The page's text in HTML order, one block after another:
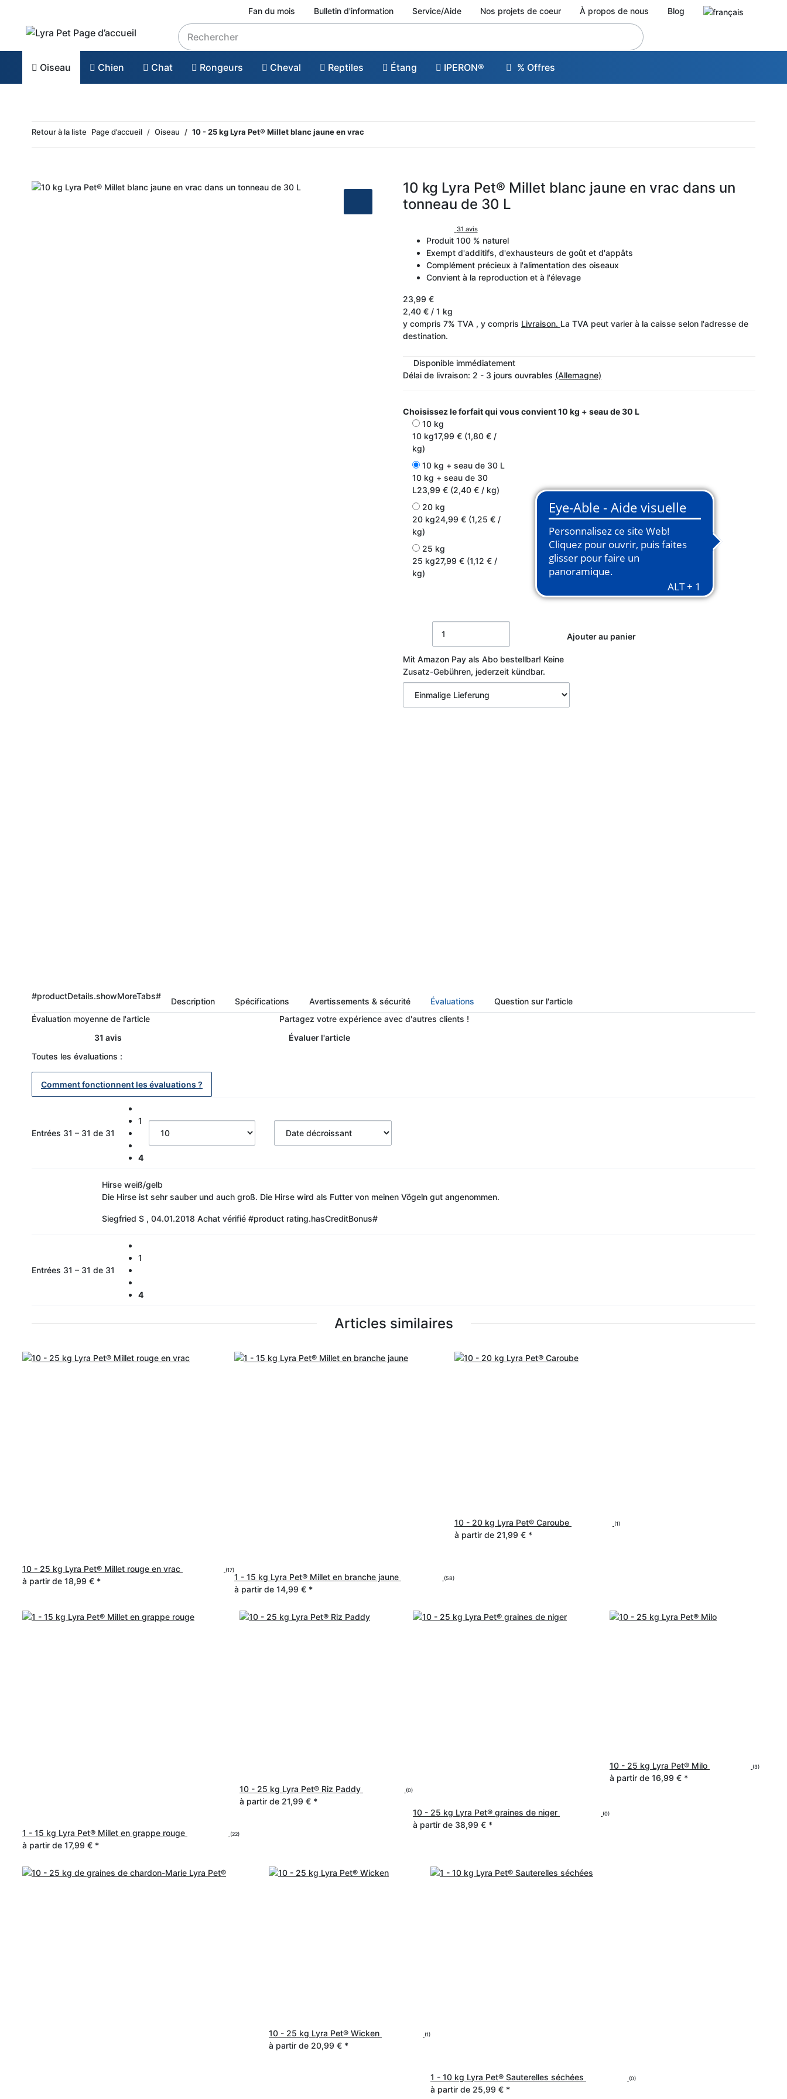
Fan du mois Bulletin d'information Service/Aide Nos projets de coeur À propos de nous Blog
Oiseau Chien Chat Rongeurs Cheval Reptiles Étang IPERON® % Offres
Retour à la liste Page d’accueil Oiseau 10 - 25 kg Lyra Pet® Millet blanc jaune en vrac
10 kg Lyra Pet® Millet blanc jaune en vrac dans un
tonneau de 30 L
31 avis
Produit 100 % naturel
Exempt d'additifs, d'exhausteurs de goût et d'appâts
Complément précieux à l'alimentation des oiseaux
Convient à la reproduction et à l'élevage
23,99 €
2,40 € / 1 kg
y compris 7% TVA , y compris Livraison. La TVA peut varier à la caisse selon l'adresse de
destination.
Disponible immédiatement
Délai de livraison: 2 - 3 jours ouvrables (Allemagne)
Choisissez le forfait qui vous convient10 kg + seau de 30 L
10 kg
10 kg17,99 € (1,80 € /
kg)
10 kg + seau de 30 L
10 kg + seau de 30
L23,99 € (2,40 € / kg)
20 kg
20 kg24,99 € (1,25 € /
kg)
25 kg
25 kg27,99 € (1,12 € /
kg)
Ajouter au panier
Mit Amazon Pay als Abo bestellbar! Keine
Zusatz-Gebühren, jederzeit kündbar.
#productDetails.showMoreTabs#
Description Spécifications Avertissements & sécurité Évaluations
Question sur l'article
Évaluation moyenne de l'article
31 avis
Partagez votre expérience avec d'autres clients !
Évaluer l'article
Toutes les évaluations :
Comment fonctionnent les évaluations ?
Entrées 31 – 31 de 31
1
4
Hirse weiß/gelb
Die Hirse ist sehr sauber und auch groß. Die Hirse wird als Futter von meinen Vögeln gut angenommen.
Siegfried S , 04.01.2018 Achat vérifié #product rating.hasCreditBonus#
Entrées 31 – 31 de 31
1
4
Articles similaires
10 - 25 kg Lyra Pet® Millet rouge en vrac (17)
à partir de 18,99 € * 1 - 15 kg Lyra Pet® Millet en branche jaune (58)
à partir de 14,99 € *
10 - 20 kg Lyra Pet® Caroube (1)
à partir de 21,99 € *
1 - 15 kg Lyra Pet® Millet en grappe rouge (22)
à partir de 17,99 € *
10 - 25 kg Lyra Pet® Riz Paddy (0)
à partir de 21,99 € *
10 - 25 kg Lyra Pet® graines de niger
(0)
à partir de 38,99 € *
10 - 25 kg Lyra Pet® Milo (3)
à partir de 16,99 € *
10 - 25 kg Lyra Pet® Wicken (1)
à partir de 20,99 € *
1 - 10 kg Lyra Pet® Sauterelles séchées (0)
à partir de 25,99 € *